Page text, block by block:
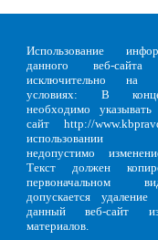
Использование
данного веб-сайта
исключительно на
условиях: В
необходимо
сайт http://
использовании
недопустимо
Текст должен
первоначальном
допускается
данный веб-сайт
материалов.